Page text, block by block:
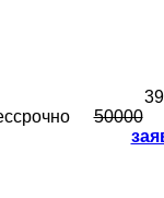
50000